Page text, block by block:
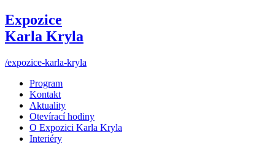
Expozice
Karla Kryla
/expozice-karla-kryla
Program
Kontakt
Aktuality
Otevírací hodiny
O Expozici Karla Kryla
Interiéry